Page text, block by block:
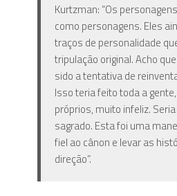
Kurtzman: “Os
como personagens. Eles
traços de personalidade
tripulação original. Acho
sido a tentativa de
Isso teria feito toda a
próprios, muito infeliz.
sagrado. Esta foi uma
fiel ao cânon e levar as
direção”.